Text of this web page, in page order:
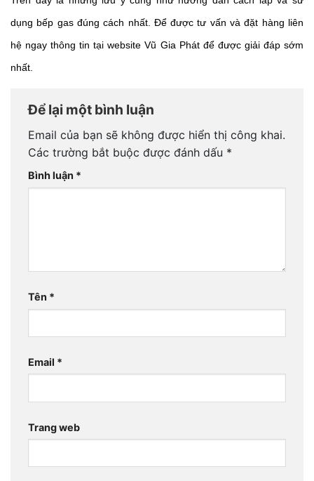
dụng bếp gas đúng cách nhất. Để được tư vấn và đặt hàng liên
hệ ngay thông tin tại website Vũ Gia Phát để được giải đáp sớm
nhất.
Để lại một bình luận
Email của bạn sẽ không được hiển thị công khai.
Các trường bắt buộc được đánh dấu *
Bình luận *
Tên *
Email *
Trang web